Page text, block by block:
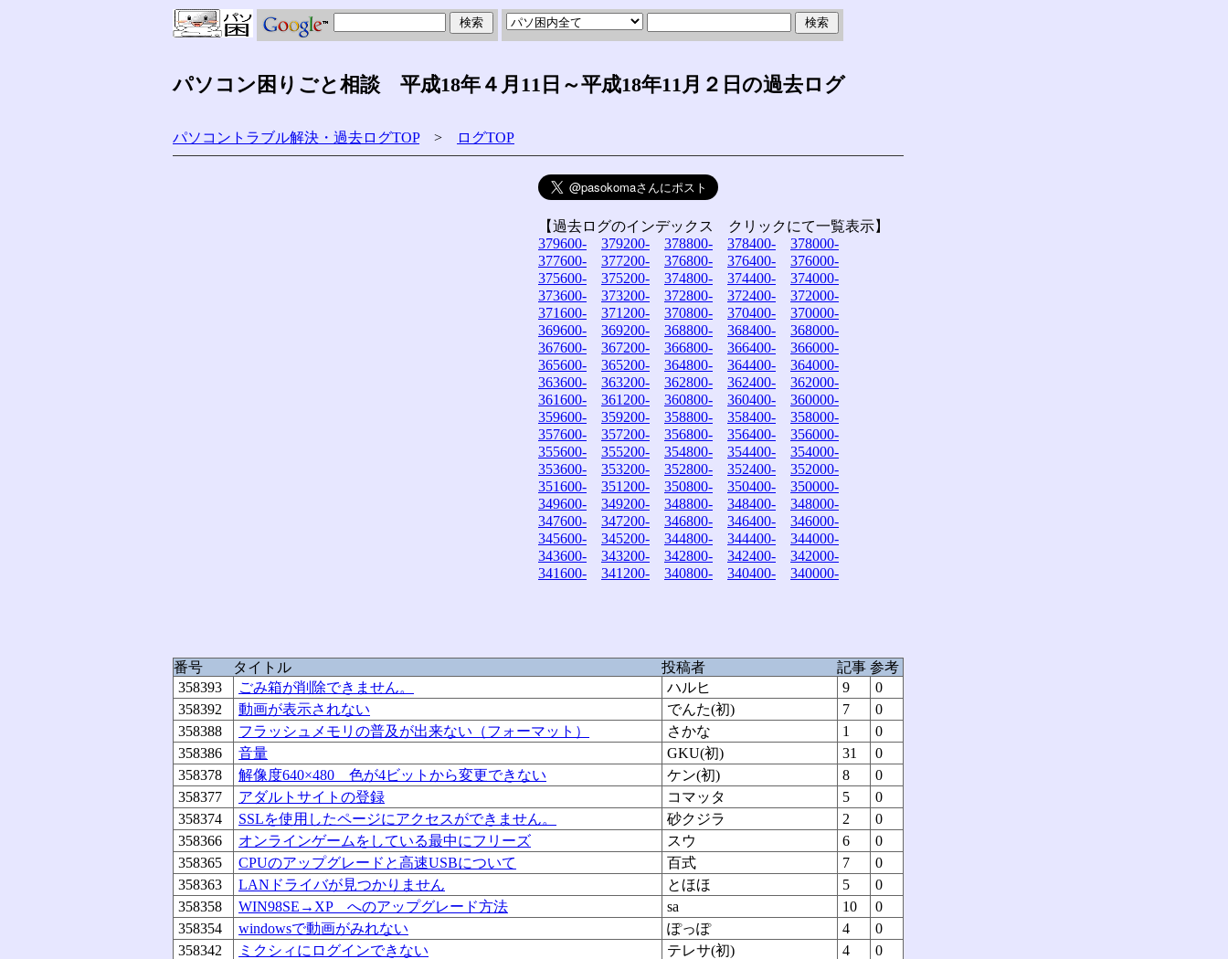
パソコン困りごと相談 平成18年４月11日～平成18年11月２日の過去ログ
パソコントラブル解決・過去ログTOP> ログTOP
【過去ログのインデックス クリックにて一覧表示】
379600-
379200- 378800- 378400-
378000-
377600-
377200- 376800- 376400-
376000-
375600-
375200- 374800- 374400-
374000-
373600-
373200- 372800- 372400-
372000-
371600-
371200- 370800- 370400-
370000-
369600-
369200- 368800- 368400-
368000-
367600-
367200- 366800- 366400-
366000-
365600-
365200- 364800- 364400-
364000-
363600-
363200- 362800- 362400-
362000-
361600-
361200- 360800- 360400-
360000-
359600-
359200- 358800- 358400-
358000-
357600-
357200- 356800- 356400-
356000-
355600-
355200- 354800- 354400-
354000-
353600-
353200- 352800- 352400-
352000-
351600-
351200- 350800- 350400-
350000-
349600-
349200- 348800- 348400-
348000-
347600-
347200- 346800- 346400-
346000-
345600-
345200- 344800- 344400-
344000-
343600-
343200- 342800- 342400-
342000-
341600-
341200- 340800- 340400- 340000-
番号 タイトル 投稿者 記事 参考
358393
ごみ箱が削除できません。 ハルヒ 9
0
358392
動画が表示されない でんた(初) 7
0
358388
フラッシュメモリの普及が出来ない（フォーマット） さかな 1
0
358386
音量 GKU(初) 31
0
358378
解像度640×480 色が4ビットから変更できない ケン(初) 8
0
358377
アダルトサイトの登録 コマッタ 5
0
358374
SSLを使用したページにアクセスができません。 砂クジラ 2
0
358366
オンラインゲームをしている最中にフリーズ スウ 6
0
358365
CPUのアップグレードと高速USBについて 百式 7
0
358363
LANドライバが見つかりません とほほ 5
0
358358
WIN98SE→XP へのアップグレード方法 sa 10
0
358354
windowsで動画がみれない ぽっぽ 4
0
358342
ミクシィにログインできない テレサ(初) 4
0